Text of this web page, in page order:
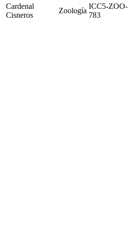
Cardenal
Cisneros
Zoología
ICC5-ZOO-
783